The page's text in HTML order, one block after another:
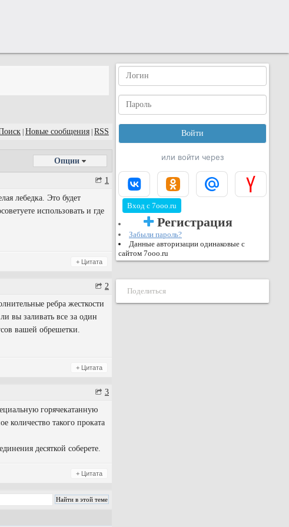
Новые сообщения RSS
Опции
1
лебедка. Это будет
использовать и где
+ Цитата
2
ребра жесткости
вы заливать все за один
вашей обрешетки.
+ Цитата
3
горячекатанную
количество такого проката
десяткой соберете.
+ Цитата
или войти через
Вход с 7ooo.ru
Регистрация
Забыли пароль?
Данные авторизации одинаковые с
сайтом 7ooo.ru
Поделиться